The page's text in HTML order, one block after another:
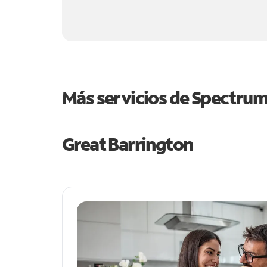
Más servicios de
Great Barrington